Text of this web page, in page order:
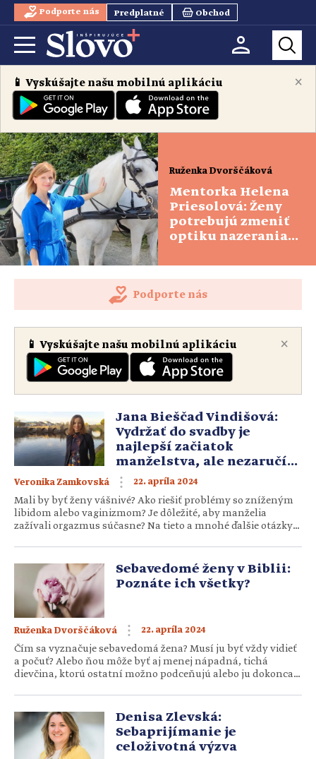
Podporte nás Predplatné Obchod
×
📱 Vyskúšajte našu mobilnú aplikáciu
Ruženka Dvorščáková
Mentorka Helena
Priesolová: Ženy
potrebujú zmeniť
optiku nazerania
Podporte nás
×
📱 Vyskúšajte našu mobilnú aplikáciu
Jana Bieščad Vindišová:
Vydržať do svadby je
najlepší začiatok
manželstva, ale nezaručí
uspokojivý sexuálny život
Veronika Zamkovská 22. apríla 2024
Mali by byť ženy vášnivé? Ako riešiť problémy so zníženým
libidom alebo vaginizmom? Je dôležité, aby manželia
zažívali orgazmus súčasne? Na tieto a mnohé ďalšie otázky
Vindišová, ktorá o ženskej sexualite bude prednášať aj na
tohtoročnej Ženskej katolíckej konferencii. Kým je pre vás
žena? Jedinečným stvorením, ktoré je vo svojej […]
Sebavedomé ženy v Biblii:
Poznáte ich všetky?
Ruženka Dvorščáková 22. apríla 2024
Čím sa vyznačuje sebavedomá žena? Musí ju byť vždy vidieť
a počuť? Alebo ňou môže byť aj menej nápadná, tichá
dievčina, ktorú ostatní možno podceňujú alebo ju dokonca
vidieť na prvý pohľad. Napokon, sebavedomý človek
nepotrebuje svoje sebavedomie prezentovať. Napriek tomu
ho ostatní vnímajú cez jeho konanie, […]
Denisa Zlevská:
Sebaprijímanie je
celoživotná výzva